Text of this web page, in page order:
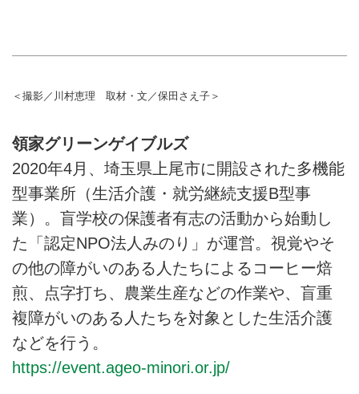
＜撮影／川村恵理 取材・文／保田さえ子＞
領家グリーンゲイブルズ
2020年4月、埼玉県上尾市に開設された多機能
型事業所（生活介護・就労継続支援B型事
業）。盲学校の保護者有志の活動から始動し
た「認定NPO法人みのり」が運営。視覚やそ
の他の障がいのある人たちによるコーヒー焙
煎、点字打ち、農業生産などの作業や、盲重
複障がいのある人たちを対象とした生活介護
などを行う。
https://event.ageo-minori.or.jp/